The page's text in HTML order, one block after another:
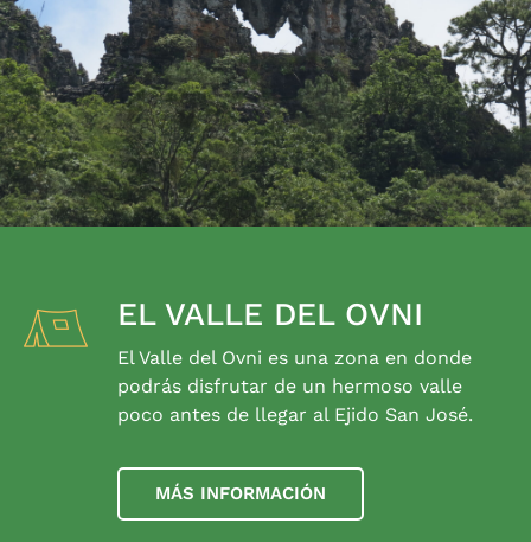
EL VALLE DEL OVNI
El Valle del Ovni es una zona en donde
podrás disfrutar de un hermoso valle
poco antes de llegar al Ejido San José.
MÁS INFORMACIÓN